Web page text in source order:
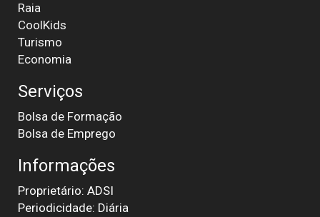
Raia
CoolKids
Turismo
Economia
Serviços
Bolsa de Formação
Bolsa de Emprego
Informações
Proprietário: ADSI
Periodicidade: Diária